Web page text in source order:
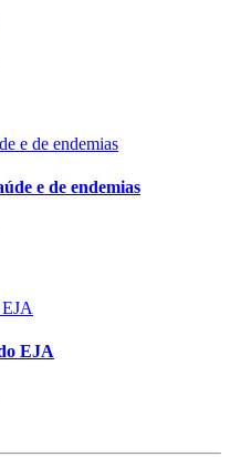
e de endemias
e de endemias
EJA